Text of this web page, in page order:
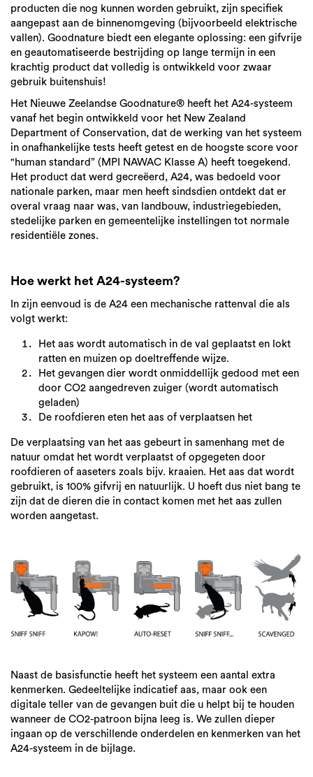
producten die nog kunnen worden gebruikt, zijn specifiek
aangepast aan de binnenomgeving (bijvoorbeeld elektrische
vallen). Goodnature biedt een elegante oplossing: een gifvrije
en geautomatiseerde bestrijding op lange termijn in een
krachtig product dat volledig is ontwikkeld voor zwaar
gebruik buitenshuis!
Het Nieuwe Zeelandse Goodnature® heeft het A24-systeem
vanaf het begin ontwikkeld voor het New Zealand
Department of Conservation, dat de werking van het systeem
in onafhankelijke tests heeft getest en de hoogste score voor
"human standard” (MPI NAWAC Klasse A) heeft toegekend.
Het product dat werd gecreëerd, A24, was bedoeld voor
nationale parken, maar men heeft sindsdien ontdekt dat er
overal vraag naar was, van landbouw, industriegebieden,
stedelijke parken en gemeentelijke instellingen tot normale
residentiële zones.
Hoe werkt het A24-systeem?
In zijn eenvoud is de A24 een mechanische rattenval die als
volgt werkt:
Het aas wordt automatisch in de val geplaatst en lokt
ratten en muizen op doeltreffende wijze.
Het gevangen dier wordt onmiddellijk gedood met een
door CO2 aangedreven zuiger (wordt automatisch
geladen)
De roofdieren eten het aas of verplaatsen het
De verplaatsing van het aas gebeurt in samenhang met de
natuur omdat het wordt verplaatst of opgegeten door
roofdieren of aaseters zoals bijv. kraaien. Het aas dat wordt
gebruikt, is 100% gifvrij en natuurlijk. U hoeft dus niet bang te
zijn dat de dieren die in contact komen met het aas zullen
worden aangetast.
Naast de basisfunctie heeft het systeem een aantal extra
kenmerken. Gedeeltelijke indicatief aas, maar ook een
digitale teller van de gevangen buit die u helpt bij te houden
wanneer de CO2-patroon bijna leeg is. We zullen dieper
ingaan op de verschillende onderdelen en kenmerken van het
A24-systeem in de bijlage.